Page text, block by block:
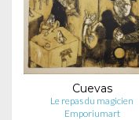
Cuevas
Le repas du magicien
Emporiumart